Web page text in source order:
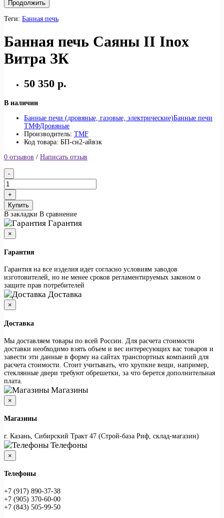
Продолжить
Теги: Банная печь
Банная печь Саяны II Inox
Витра ЗК
50 350 р.
В наличии
Банные печи (дровяные, газовые, электрические)Банные печи
ТМФДровяные
Производитель: TMF
Код товара: БП-сн2-айвзк
0 отзывов / Написать отзыв
Купить
В закладки В сравнение
Гарантия
×
Гарантия
Гарантия на все изделия идет согласно условиям заводов
изготовителей, но не менее сроков регламентируемых законом о
защите прав потребителей
Доставка
×
Доставка
Мы доставляем товары по всей России. Для расчета стоимости
доставки необходимо взять объем и вес интересующих вас товаров и
завести эти данные в форму на сайтах транспортных компаний для
расчета стоимости. Стоит учитывать, что хрупкие вещи, например,
стеклянные двери требуют обрешетки, за что берется дополнительная
плата.
Магазины
×
Магазины
г. Казань, Сибирский Тракт 47 (Строй-база Риф, склад-магазин)
Телефоны
×
Телефоны
+7 (917) 890-37-38
+7 (905) 370-60-00
+7 (843) 505-99-50